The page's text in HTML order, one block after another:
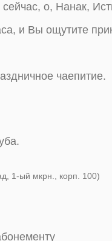
о, Нанак,
и Вы ощутите
чаепитие.
1-ый мкрн., корп. 100)